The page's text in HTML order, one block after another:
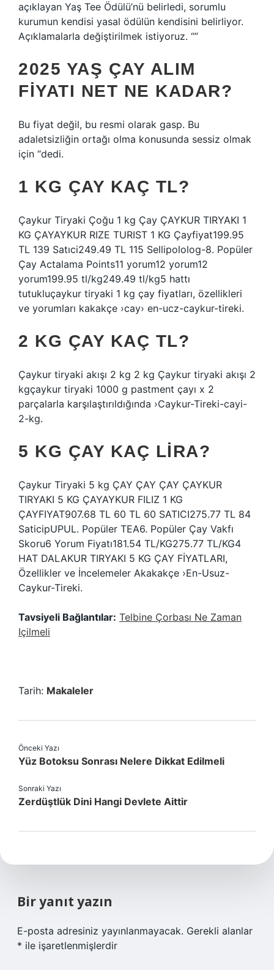
açıklayan Yaş Tee Ödülü’nü belirledi, sorumlu
kurumun kendisi yasal ödülün kendisini belirliyor.
Açıklamalarla değiştirilmek istiyoruz. “”
2025 YAŞ ÇAY ALIM
FIYATI NET NE KADAR?
Bu fiyat değil, bu resmi olarak gasp. Bu
adaletsizliğin ortağı olma konusunda sessiz olmak
için “dedi.
1 KG ÇAY KAÇ TL?
Çaykur Tiryaki Çoğu 1 kg Çay ÇAYKUR TIRYAKI 1
KG ÇAYAYKUR RIZE TURIST 1 KG Çayfiyat199.95
TL 139 Satıci249.49 TL 115 Sellipololog-8. Popüler
Çay Actalama Points11 yorum12 yorum12
yorum199.95 tl/kg249.49 tl/kg5 hattı
tutukluçaykur tiryaki 1 kg çay fiyatları, özellikleri
ve yorumları kakakçe ›cay› en-ucz-caykur-tireki.
2 KG ÇAY KAÇ TL?
Çaykur tiryaki akışı 2 kg 2 kg Çaykur tiryaki akışı 2
kgçaykur tiryaki 1000 g pastment çayı x 2
parçalarla karşılaştırıldığında ›Caykur-Tireki-cayi-
2-kg.
5 KG ÇAY KAÇ LIRA?
Çaykur Tiryaki 5 kg ÇAY ÇAY ÇAY ÇAYKUR
TIRYAKI 5 KG ÇAYAYKUR FILIZ 1 KG
ÇAYFIYAT907.68 TL 60 TL 60 SATICI275.77 TL 84
SaticipUPUL. Popüler TEA6. Popüler Çay Vakfı
Skoru6 Yorum Fiyatı181.54 TL/KG275.77 TL/KG4
HAT DALAKUR TIRYAKI 5 KG ÇAY FİYATLARI,
Özellikler ve İncelemeler Akakakçe ›En-Usuz-
Caykur-Tireki.
Tavsiyeli Bağlantılar: Telbine Çorbası Ne Zaman
Içilmeli
Tarih: Makaleler
Önceki Yazı
Yüz Botoksu Sonrası Nelere Dikkat Edilmeli
Sonraki Yazı
Zerdüştlük Dini Hangi Devlete Aittir
Bir yanıt yazın
E-posta adresiniz yayınlanmayacak. Gerekli alanlar
* ile işaretlenmişlerdir